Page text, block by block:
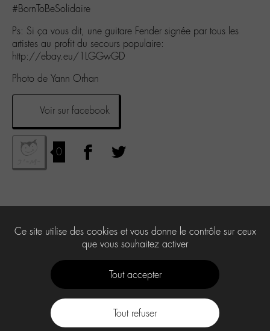
#BornToBeSolidaire
Ps: Si ça vous dit, une guitare Fender signée par tous les
artistes au profit du secours populaire:
http://ebay.eu/1LGGwGD
Photo de Yann Orhan
Voir sur facebook
0
Ce site utilise des cookies et vous donne le contrôle sur ceux
que vous souhaitez activer
Tout accepter
Tout refuser